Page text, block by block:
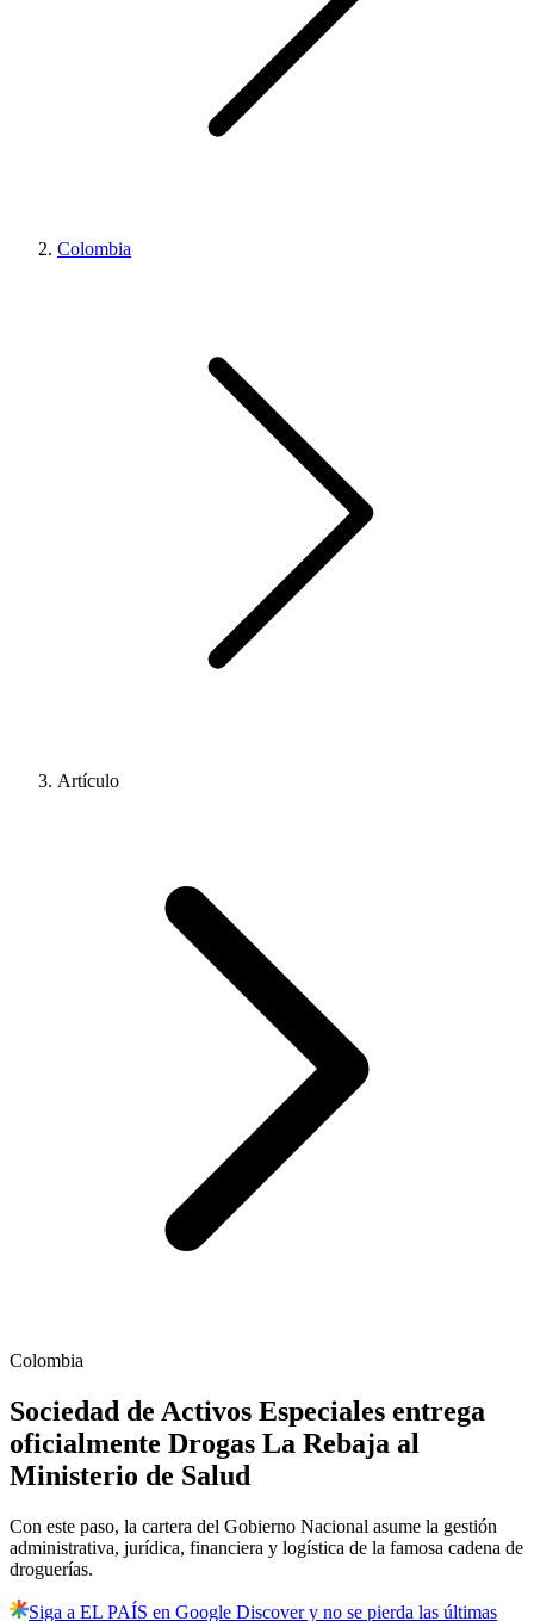
Colombia
Artículo
Colombia
Sociedad de Activos Especiales entrega
oficialmente Drogas La Rebaja al
Ministerio de Salud
Con este paso, la cartera del Gobierno Nacional asume la gestión
administrativa, jurídica, financiera y logística de la famosa cadena de
droguerías.
Siga a EL PAÍS en Google Discover y no se pierda las últimas